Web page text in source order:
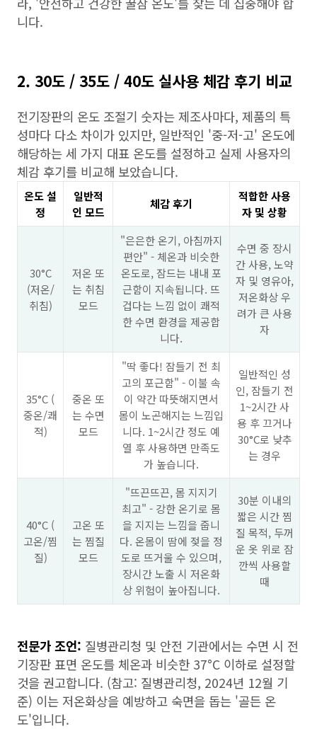
니다.
2. 30도 / 35도 / 40도 실사용 체감 후기 비교
전기장판의 온도 조절기 숫자는 제조사마다, 제품의 특
성마다 다소 차이가 있지만, 일반적인 '중-저-고' 온도에
해당하는 세 가지 대표 온도를 설정하고 실제 사용자의
체감 후기를 비교해 보았습니다.
온도 설
정
일반적
인 모드
체감 후기
적합한 사용
자 및 상황
30°C
(저온/
취침)
저온 또
는 취침
모드
"은은한 온기, 아침까지
편안" - 체온과 비슷한
온도로, 잠드는 내내 포
근함이 지속됩니다. 뜨
겁다는 느낌 없이 쾌적
한 수면 환경을 제공합
니다.
수면 중 장시
간 사용, 노약
자 및 영유아,
저온화상 우
려가 큰 사용
자
35°C (
중온/쾌
적)
중온 또
는 수면
모드
"딱 좋다! 잠들기 전 최
고의 포근함" - 이불 속
이 약간 따뜻해지면서
몸이 노곤해지는 느낌입
니다. 1~2시간 정도 예
열 후 사용하면 만족도
가 높습니다.
일반적인 성
인, 잠들기 전
1~2시간 사
용 후 끄거나
30°C로 낮추
는 경우
40°C (
고온/찜
질)
고온 또
는 찜질
모드
"뜨끈뜨끈, 몸 지지기
최고" - 강한 온기로 몸
을 지지는 느낌을 줍니
다. 온몸이 땀에 젖을 정
도로 뜨거울 수 있으며,
장시간 노출 시 저온화
상 위험이 높아집니다.
30분 이내의
짧은 시간 찜
질 목적, 두꺼
운 옷 위로 잠
깐씩 사용할
때
전문가 조언: 질병관리청 및 안전 기관에서는 수면 시 전
기장판 표면 온도를 체온과 비슷한 37°C 이하로 설정할
것을 권고합니다. (참고: 질병관리청, 2024년 12월 기
준) 이는 저온화상을 예방하고 숙면을 돕는 '골든 온
도'입니다.